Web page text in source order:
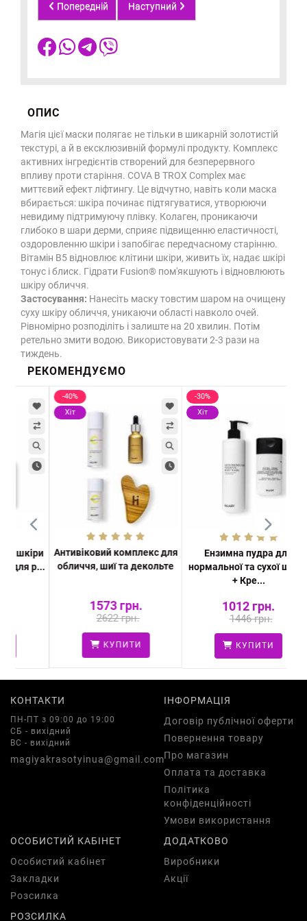
Попередній Наступний
ОПИС
Магія цієї маски полягає не тільки в шикарній золотистій
текстурі, а й в ексклюзивній формулі продукту. Комплекс
активних інгредієнтів створений для безперервного
впливу проти старіння. COVA B TROX Complex має
миттєвий ефект ліфтингу. Це відчутно, навіть коли маска
вбирається: шкіра починає підтягуватися, утворюючи
невидиму підтримуючу плівку. Колаген, проникаючи
глибоко в шари дерми, сприяє підвищенню еластичності,
оздоровленню шкіри і запобігає передчасному старінню.
Вітамін В5 відновлює клітини шкіри, живить їх, надає шкірі
тонус і блиск. Гідрати Fusion® пом'якшують і відновлюють
шкіру обличчя.
Застосування: Нанесіть маску товстим шаром на очищену
суху шкіру обличчя, уникаючи області навколо очей.
Рівномірно розподіліть і залиште на 20 хвилин. Потім
ретельно змити водою. Використовувати 2-3 рази на
тиждень.
РЕКОМЕНДУЄМО
р...
-40%
Хіт
Антивіковий комплекс для
обличчя, шиї та декольте
1573 грн.
2622 грн.
КУПИТИ
-30%
Хіт
Ензимна пудра для
нормальної та сухої шкіри
+ Кре...
1012 грн.
1446 грн.
КУПИТИ
КОНТАКТИ
ПН-ПТ з 09:00 до 19:00
СБ - вихідний
ВС - вихідний
magiyakrasotyinua@gmail.com
ІНФОРМАЦІЯ
Договір публічної оферти
Повернення товару
Про магазин
Оплата та доставка
Політика
конфіденційності
Умови використання
ОСОБИСТИЙ КАБІНЕТ
Особистий кабінет
Закладки
Розсилка
ДОДАТКОВО
Виробники
Акції
РОЗСИЛКА